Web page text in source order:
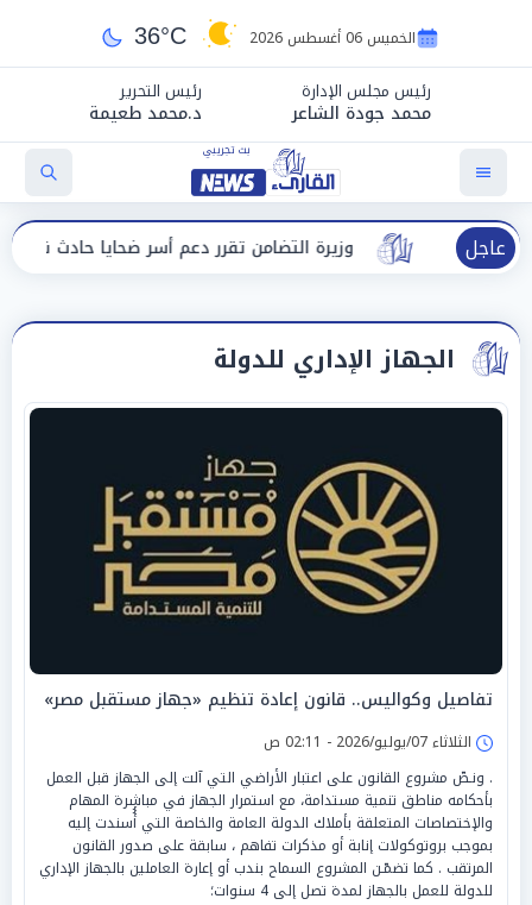
الخميس 06 أغسطس 2026 36°C
رئيس مجلس الإدارة
محمد جودة الشاعر
رئيس التحرير
د.محمد طعيمة
عاجل وزيرة التضامن تقرر دعم أسر ضحايا حادث نفق الودي
الجهاز الإداري للدولة
تفاصيل وكواليس.. قانون إعادة تنظيم «جهاز مستقبل مصر»
الثلاثاء 07/يوليو/2026 - 02:11 ص
. ونـصّ مشروع القانون على اعتبار الأراضي التي آلت إلى الجهاز قبل العمل
بأحكامه مناطق تنمية مستدامة، مع استمرار الجهاز في مباشرة المهام
والإختصاصات المتعلقة بأملاك الدولة العامة والخاصة التي أُُسندت إليه
بموجب بروتوكولات إنابة أو مذكرات تفاهم ، سابقة على صدور القانون
المرتقب . كما تضمّـن المشروع السماح بندب أو إعارة العاملين بالجهاز الإداري
للدولة للعمل بالجهاز لمدة تصل إلى 4 سنوات؛